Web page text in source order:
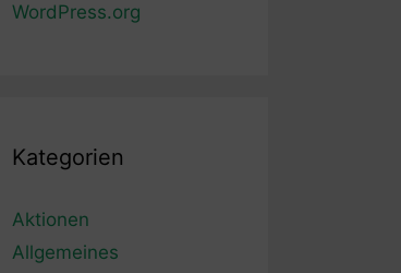
WordPress.org
Kategorien
Aktionen
Allgemeines